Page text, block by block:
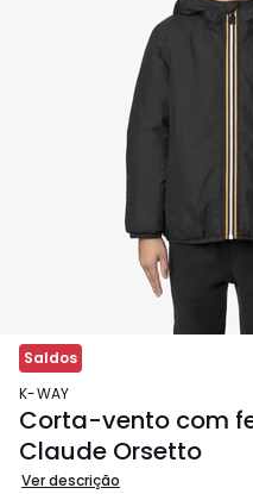
Saldos
K-WAY
Corta-vento com
Claude Orsetto
Ver descrição